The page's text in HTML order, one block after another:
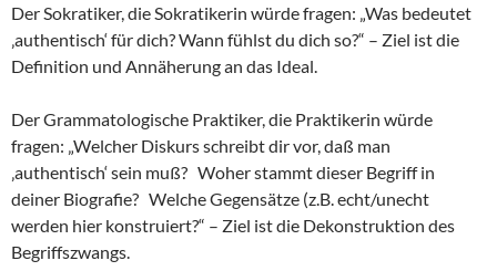
Der Sokratiker, die Sokratikerin würde fragen: „Was bedeutet
‚authentisch‘ für dich? Wann fühlst du dich so?“ – Ziel ist die
Definition und Annäherung an das Ideal.
Der Grammatologische Praktiker, die Praktikerin würde
fragen: „Welcher Diskurs schreibt dir vor, daß man
‚authentisch‘ sein muß? Woher stammt dieser Begriff in
deiner Biografie? Welche Gegensätze (z.B. echt/unecht
werden hier konstruiert?“ – Ziel ist die Dekonstruktion des
Begriffszwangs.